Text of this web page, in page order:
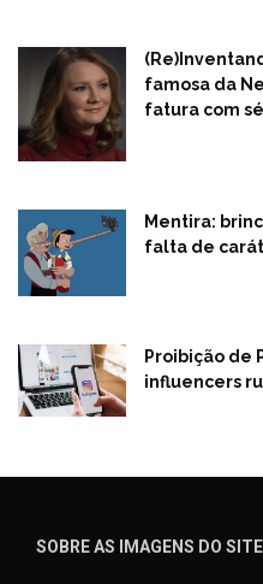
famosa da
fatura com
Mentira:
falta de
Proibição de
influencers
SOBRE AS IMAGENS DO SITE